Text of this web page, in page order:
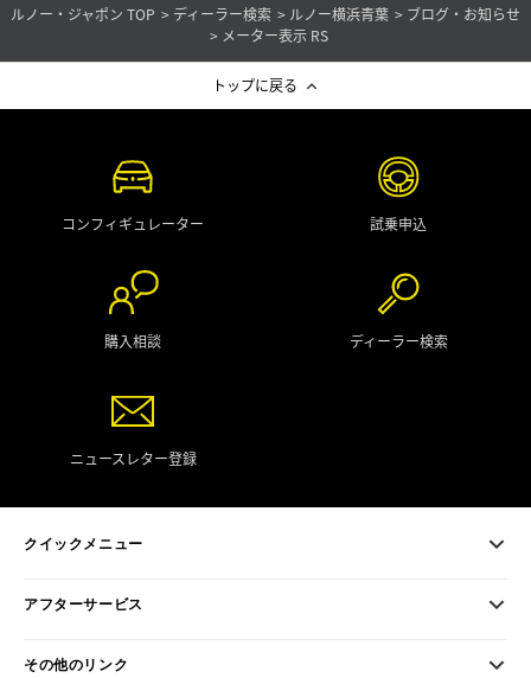
ルノー・ジャポン TOP ディーラー検索 ルノー横浜青葉
ブログ・お知らせ
メーター表示 RS
トップに戻る
コンフィギュレーター 試乗申込
購入相談 ディーラー検索
ニュースレター登録
クイックメニュー
アフターサービス
その他のリンク